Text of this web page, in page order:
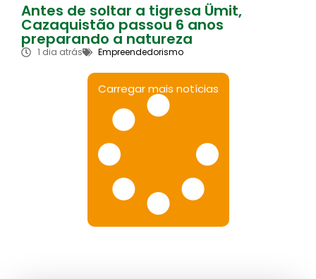
Antes de soltar a tigresa Ümit,
Cazaquistão passou 6 anos
preparando a natureza
1 dia atrás Empreendedorismo
Carregar mais notícias